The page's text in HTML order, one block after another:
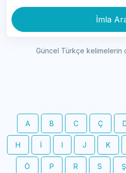
İmla
Güncel Türkçe kelimelerin
A B C Ç
H İ I J K
Ö P R S Ş